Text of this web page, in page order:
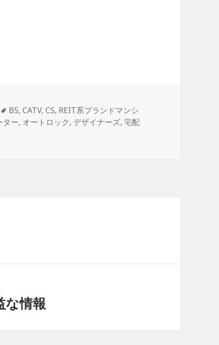
タ
グ
BS,CATV,CS, REIT系ブランドマンシ
ター, オートロック, デザイナーズ,宅配
な情報